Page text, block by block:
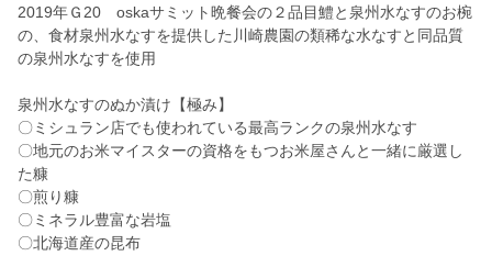
2019年Ｇ20 oskaサミット晩餐会の２品目鱧と泉州水なすのお椀
の、食材泉州水なすを提供した川崎農園の類稀な水なすと同品質
の泉州水なすを使用
泉州水なすのぬか漬け【極み】
〇ミシュラン店でも使われている最高ランクの泉州水なす
〇地元のお米マイスターの資格をもつお米屋さんと一緒に厳選し
た糠
〇煎り糠
〇ミネラル豊富な岩塩
〇北海道産の昆布